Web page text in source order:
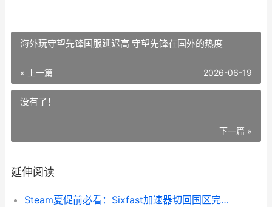
海外玩守望先锋国服延迟高 守望先锋在国外的热度
« 上一篇 2026-06-19
没有了！
下一篇 »
延伸阅读
Steam夏促前必看：Sixfast加速器切回国区完整教程（实操版 steam夏促2021列表